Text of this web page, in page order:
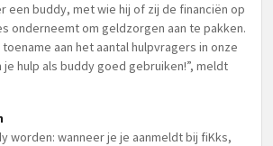
een buddy, met wie hij of zij de financiën op
onderneemt om geldzorgen aan te pakken.
aan het aantal hulpvragers in onze
je hulp als buddy goed gebruiken!”, meldt
worden: wanneer je je aanmeldt bij fiKks,